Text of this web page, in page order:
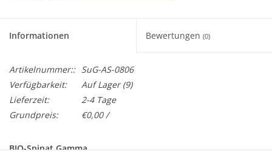
Informationen Bewertungen (0)
Artikelnummer:: SuG-AS-0806
Verfügbarkeit:
Auf Lager(9)
Lieferzeit:
2-4 Tage
Grundpreis:
€0,00 /
BIO-Spinat Gamma